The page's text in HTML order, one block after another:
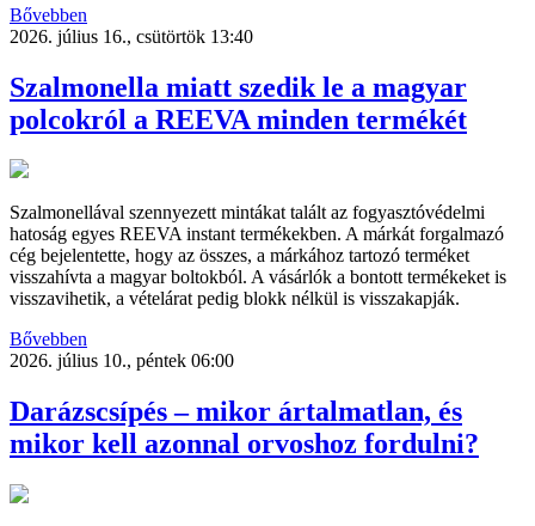
Bővebben
2026. július 16., csütörtök 13:40
Szalmonella miatt szedik le a magyar
polcokról a REEVA minden termékét
Szalmonellával szennyezett mintákat talált az fogyasztóvédelmi
hatoság egyes REEVA instant termékekben. A márkát forgalmazó
cég bejelentette, hogy az összes, a márkához tartozó terméket
visszahívta a magyar boltokból. A vásárlók a bontott termékeket is
visszavihetik, a vételárat pedig blokk nélkül is visszakapják.
Bővebben
2026. július 10., péntek 06:00
Darázscsípés – mikor ártalmatlan, és
mikor kell azonnal orvoshoz fordulni?